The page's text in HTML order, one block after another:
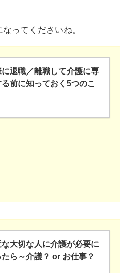
ってくださいね。
退職／離職して介護に専
前に知っておく5つのこ
大切な人に介護が必要に
ら～介護？ or お仕事？